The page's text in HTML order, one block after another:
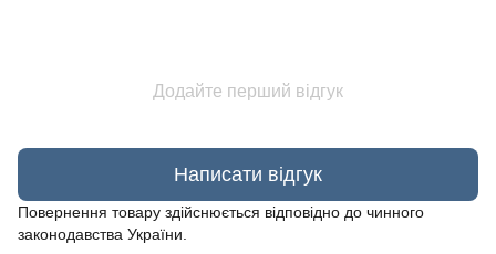
Додайте перший відгук
Написати відгук
Повернення товару здійснюється відповідно до чинного
законодавства України.